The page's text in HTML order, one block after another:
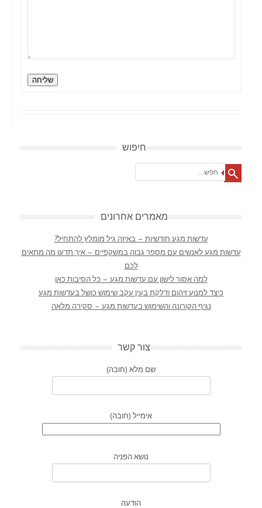
שליחה
חיפוש
מאמרים אחרונים
עדשות מגע חודשיות – באיזה גיל מומלץ להתחיל?
עדשות מגע לאנשים עם מספר גבוה במשקפיים – איך תדעו מה מתאים
לכם
למה אסור לישון עם עדשות מגע – כל הסיבות כאן
כיצד למנוע זיהום ודלקת בעין עקב שימוש כושל בעדשות מגע
נגיף הקורונה והשימוש בעדשות מגע – סקירה מלאה
צור קשר
שם מלא (חובה)
אימייל (חובה)
נושא הפניה
הודעה